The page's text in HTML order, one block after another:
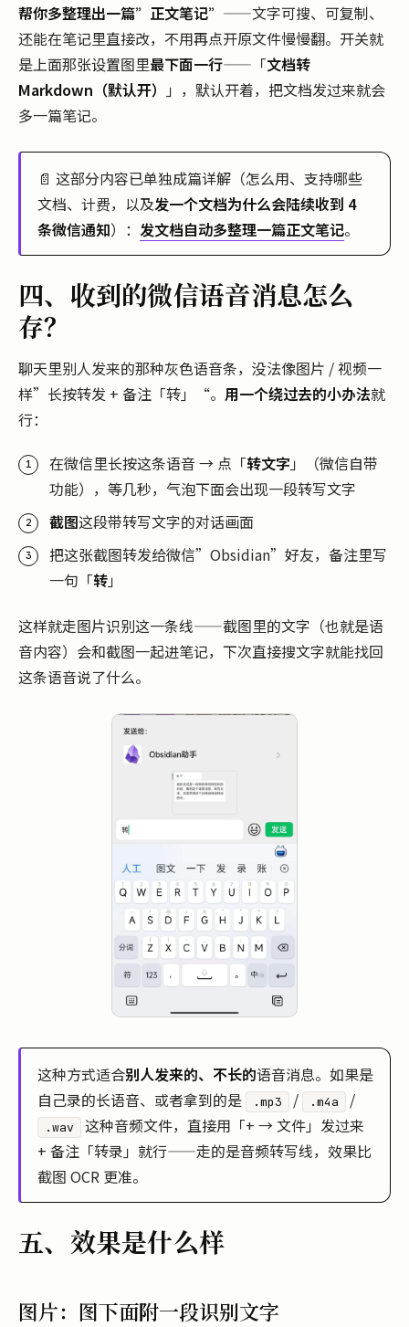
帮你多整理出一篇”正文笔记” ——文字可搜、可复制、
还能在笔记里直接改，不用再点开原文件慢慢翻。开关就
是上面那张设置图里最下面一行——「文档转
Markdown（默认开）
」，默认开着，把文档发过来就会
多一篇笔记。
📄 这部分内容已单独成篇详解（怎么用、支持哪些
文档、计费，以及发一个文档为什么会陆续收到 4
条微信通知）： 发文档自动多整理一篇正文笔记。
四、收到的微信语音消息怎么
存？
聊天里别人发来的那种灰色语音条，没法像图片 / 视频一
样”长按转发 + 备注「转」“。 用一个绕过去的小办法就
行：
在微信里长按这条语音 → 点「转文字 」（微信自带
功能），等几秒，气泡下面会出现一段转写文字
截图这段带转写文字的对话画面
把这张截图转发给微信”Obsidian”好友，备注里写
一句「转」
这样就走图片识别这一条线——截图里的文字（也就是语
音内容）会和截图一起进笔记，下次直接搜文字就能找回
这条语音说了什么。
这种方式适合别人发来的、不长的语音消息。如果是
自己录的长语音、或者拿到的是
.mp3 / .m4a /
.wav
这种音频文件，直接用「+ → 文件」发过来
+ 备注「转录」就行——走的是音频转写线，效果比
截图 OCR 更准。
五、效果是什么样
图片：图下面附一段识别文字